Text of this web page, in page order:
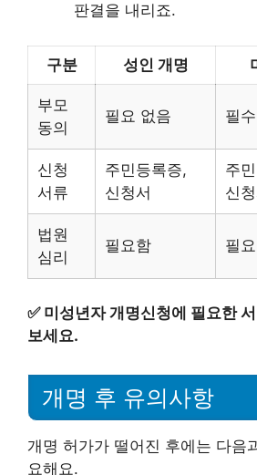
판결을 내리죠.
구분 성인 개명
부모
동의
필요 없음 필수
신청
서류
주민등록증,
신청서
주
신
법원
심리
필요함 필
✅ 미성년자 개명신청에 필요한
보세요.
개명 후 유의사항
개명 허가가 떨어진 후에는 다음
요해요.